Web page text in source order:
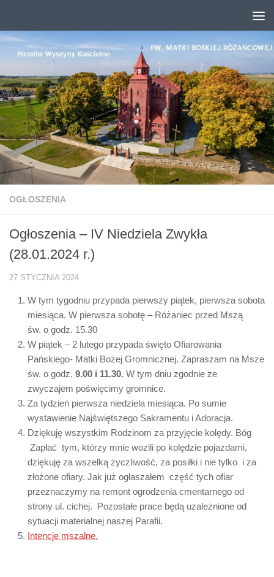
OGŁOSZENIA
Ogłoszenia – IV Niedziela Zwykła
(28.01.2024 r.)
27 STYCZNIA 2024
W tym tygodniu przypada pierwszy piątek, pierwsza sobota
miesiąca. W pierwsza sobotę – Różaniec przed Mszą
św. o godz. 15.30
W piątek – 2 lutego przypada święto Ofiarowania
Pańskiego- Matki Bożej Gromnicznej. Zapraszam na Msze
św. o godz. 9.00 i 11.30. W tym dniu zgodnie ze
zwyczajem poświęcimy gromnice.
Za tydzień pierwsza niedziela miesiąca. Po sumie
wystawienie Najświętszego Sakramentu i Adoracja.
Dziękuję wszystkim Rodzinom za przyjęcie kolędy. Bóg
Zapłać tym, którzy mnie wozili po kolędzie pojazdami,
dziękuję za wszelką życzliwość, za posiłki i nie tylko i za
złożone ofiary. Jak już ogłaszałem część tych ofiar
przeznaczymy na remont ogrodzenia cmentarnego od
strony ul. cichej. Pozostałe prace będą uzależnione od
sytuacji materialnej naszej Parafii.
Intencje mszalne.